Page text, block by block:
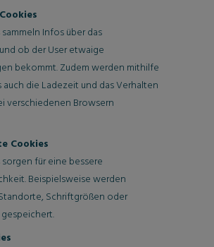
Infos über das
ob der User etwaige
bekommt. Zudem werden mithilfe
die Ladezeit und das Verhalten
verschiedenen Browsern
Cookies
für eine bessere
Beispielsweise werden
Schriftgrößen oder